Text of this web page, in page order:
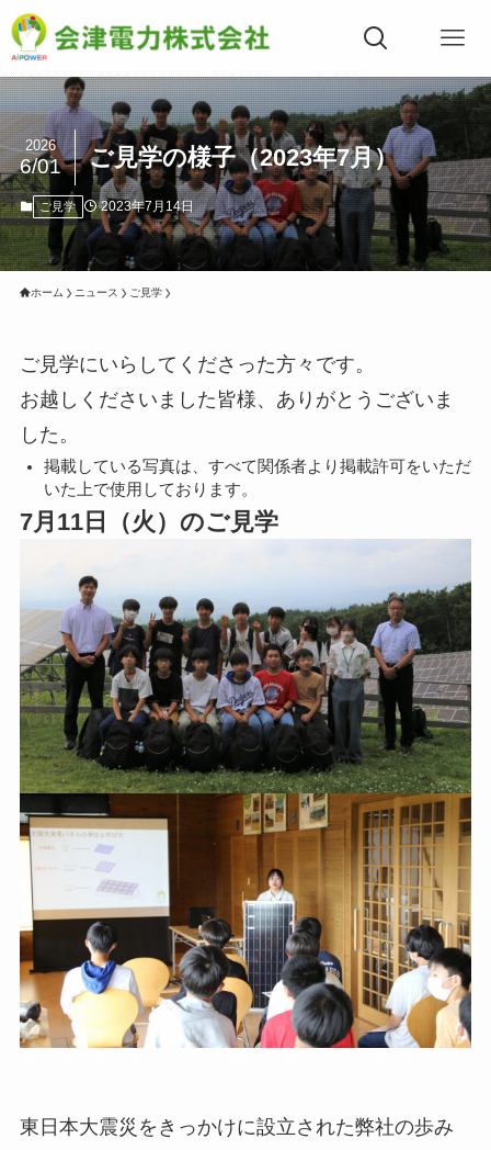
ご見学の様子（2023年7月）
2026
6/01
ご見学 2023年7月14日
ホーム ニュース ご見学
ご見学にいらしてくださった方々です。
お越しくださいました皆様、ありがとうございま
した。
掲載している写真は、すべて関係者より掲載許可をいただ
いた上で使用しております。
7月11日（火）のご見学
東日本大震災をきっかけに設立された弊社の歩み